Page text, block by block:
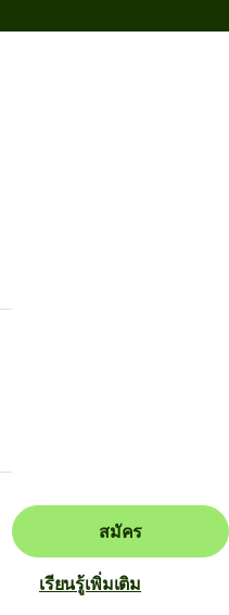
สมัคร
เรียนรู้เพิ่มเติม